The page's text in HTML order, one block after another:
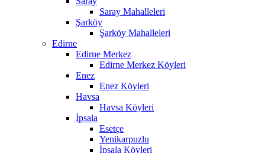
Saray Mahalleleri
Şarköy
Şarköy Mahalleleri
Edirne
Edirne Merkez
Edirne Merkez Köyleri
Enez
Enez Köyleri
Havsa
Havsa Köyleri
İpsala
Esetçe
Yenikarpuzlu
İpsala Köyleri